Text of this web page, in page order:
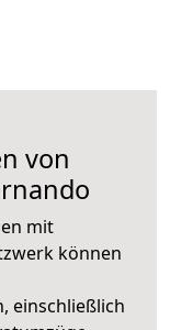
von
mit
können
einschließlich